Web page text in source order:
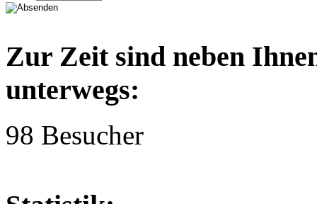
Zur Zeit sind neben
unterwegs:
98 Besucher